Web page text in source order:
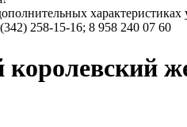
характеристиках
258-15-16; 8 958 240 07 60